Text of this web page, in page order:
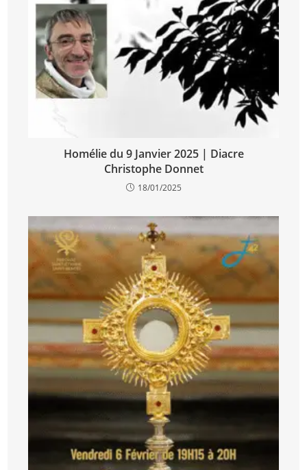
Homélie du 9 Janvier 2025 | Diacre
Christophe Donnet
18/01/2025